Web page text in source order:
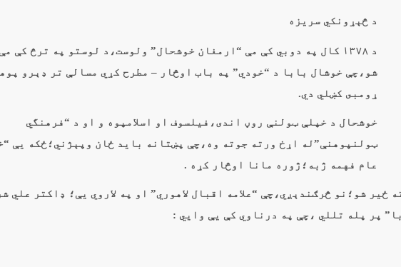
د څېړونکي سریزه
د ١٣٧٨ کال په دوبي کې مې “ارمغان خوشحال” ولوست،د لوستو په ترڅ کې
شو،چې خوشال بابا د “خودي” په باب اوڅار – مطرح کړي مسالې تر ډېرو
ړومبى کښلي دي.
خوشحال د خپلې ټولنې روڼ اندی،فيلسوف او اسلامپوه و او د “فرهنگي
ټولنپوهنې”له اړخ ورته جوته وه،چې پښتانه بايد ځان وپېژني؛ځکه يې
عام فهمه ژبه؛ژوره مانا اوڅار کړه .
ځير شو؛نو څرګندېږي،چې “علامه اقبال لاهوري” او په لاروي یې؛ ډاکتر علي
پر پله تللي ،چې په درناوي کې یې وايي :